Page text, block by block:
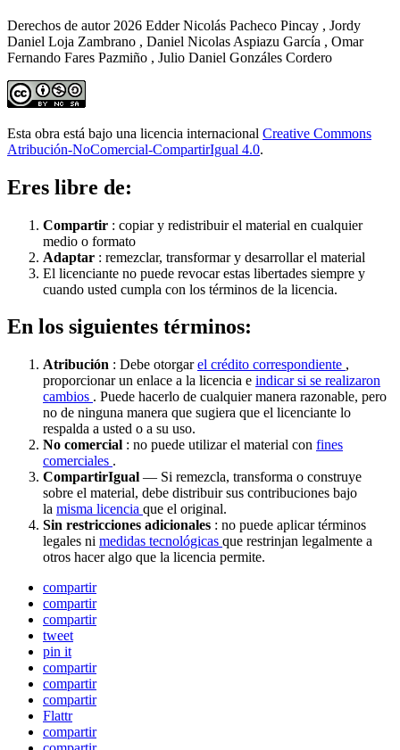
Derechos de autor 2026 Edder Nicolás Pacheco Pincay , Jordy
Daniel Loja Zambrano , Daniel Nicolas Aspiazu García , Omar
Fernando Fares Pazmiño , Julio Daniel Gonzáles Cordero
Esta obra está bajo una licencia internacional Creative Commons
Atribución-NoComercial-CompartirIgual 4.0.
Eres libre de:
Compartir : copiar y redistribuir el material en cualquier
medio o formato
Adaptar : remezclar, transformar y desarrollar el material
El licenciante no puede revocar estas libertades siempre y
cuando usted cumpla con los términos de la licencia.
En los siguientes términos:
Atribución : Debe otorgarel crédito correspondiente ,
proporcionar un enlace a la licencia e indicar si se realizaron
cambios . Puede hacerlo de cualquier manera razonable, pero
no de ninguna manera que sugiera que el licenciante lo
respalda a usted o a su uso.
No comercial : no puede utilizar el material con fines
comerciales .
CompartirIgual — Si remezcla, transforma o construye
sobre el material, debe distribuir sus contribuciones bajo
la misma licencia que el original.
Sin restricciones adicionales : no puede aplicar términos
legales ni medidas tecnológicas que restrinjan legalmente a
otros hacer algo que la licencia permite.
compartir
compartir
compartir
tweet
pin it
compartir
compartir
compartir
Flattr
compartir